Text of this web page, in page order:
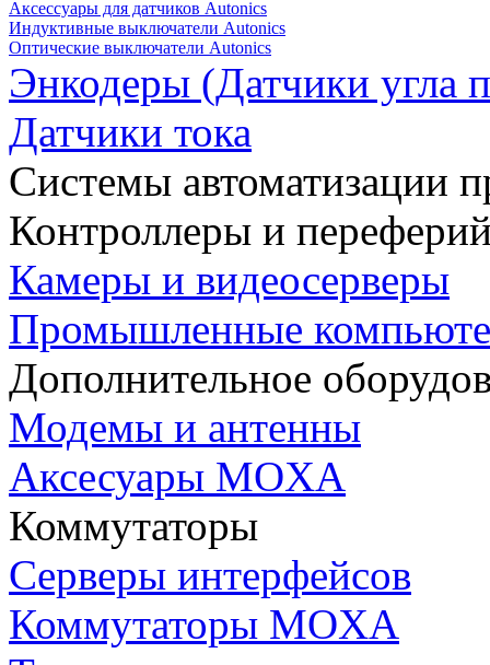
Аксессуары для датчиков Autonics
Индуктивные выключатели Autonics
Оптические выключатели Autonics
Энкодеры (Датчики угла
Датчики тока
Системы автоматизации
Контроллеры и
Камеры и видеосерверы
Промышленные
Дополнительное
Модемы и антенны
Аксесуары MOXA
Коммутаторы
Серверы интерфейсов
Коммутаторы MOXA